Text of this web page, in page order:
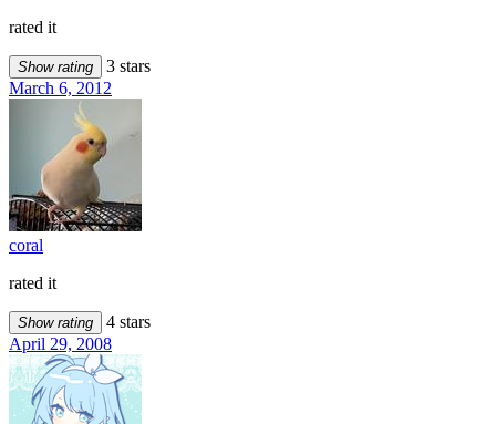
rated it
Show rating
3 stars
March 6, 2012
coral
rated it
Show rating
4 stars
April 29, 2008